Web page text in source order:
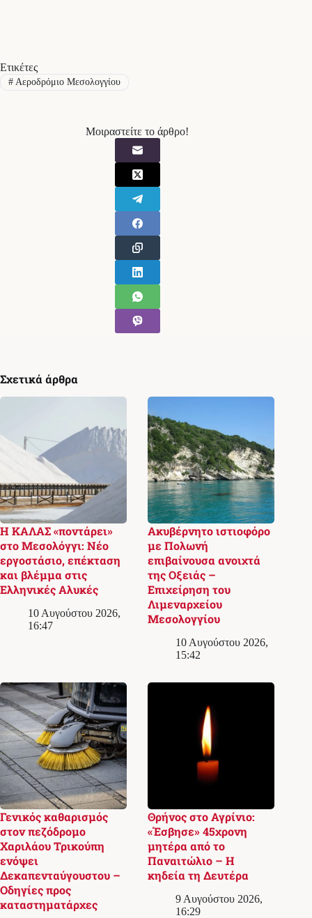
Ετικέτες
#Αεροδρόμιο Μεσολογγίου
Μοιραστείτε το άρθρο!
Σχετικά άρθρα
Η ΚΑΛΑΣ «ποντάρει»
στο Μεσολόγγι: Νέο
εργοστάσιο, επέκταση
και βλέμμα στις
Ελληνικές Αλυκές
10 Αυγούστου 2026,
16:47
Ακυβέρνητο ιστιοφόρο
με Πολωνή
επιβαίνουσα ανοιχτά
της Οξειάς –
Επιχείρηση του
Λιμεναρχείου
Μεσολογγίου
10 Αυγούστου 2026,
15:42
Γενικός καθαρισμός
στον πεζόδρομο
Χαριλάου Τρικούπη
ενόψει
Δεκαπενταύγουστου –
Οδηγίες προς
καταστηματάρχες
Θρήνος στο Αγρίνιο:
«Έσβησε» 45χρονη
μητέρα από το
Παναιτώλιο – Η
κηδεία τη Δευτέρα
9 Αυγούστου 2026,
16:29